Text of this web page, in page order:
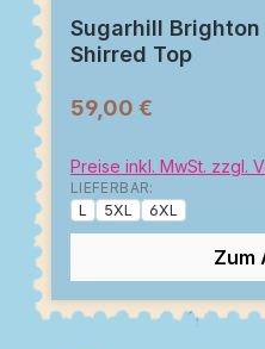
Sugarhill
Shirred Top
59,00 €
Preise inkl. MwSt. zzgl.
LIEFERBAR:
L
5XL 6XL
Zum